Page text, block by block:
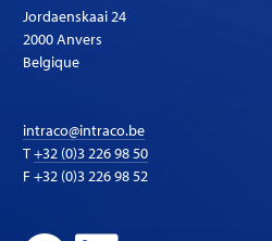
Jordaenskaai 24
2000 Anvers
Belgique
intraco@intraco.be
T+32 (0)3 226 98 50
F +32 (0)3 226 98 52